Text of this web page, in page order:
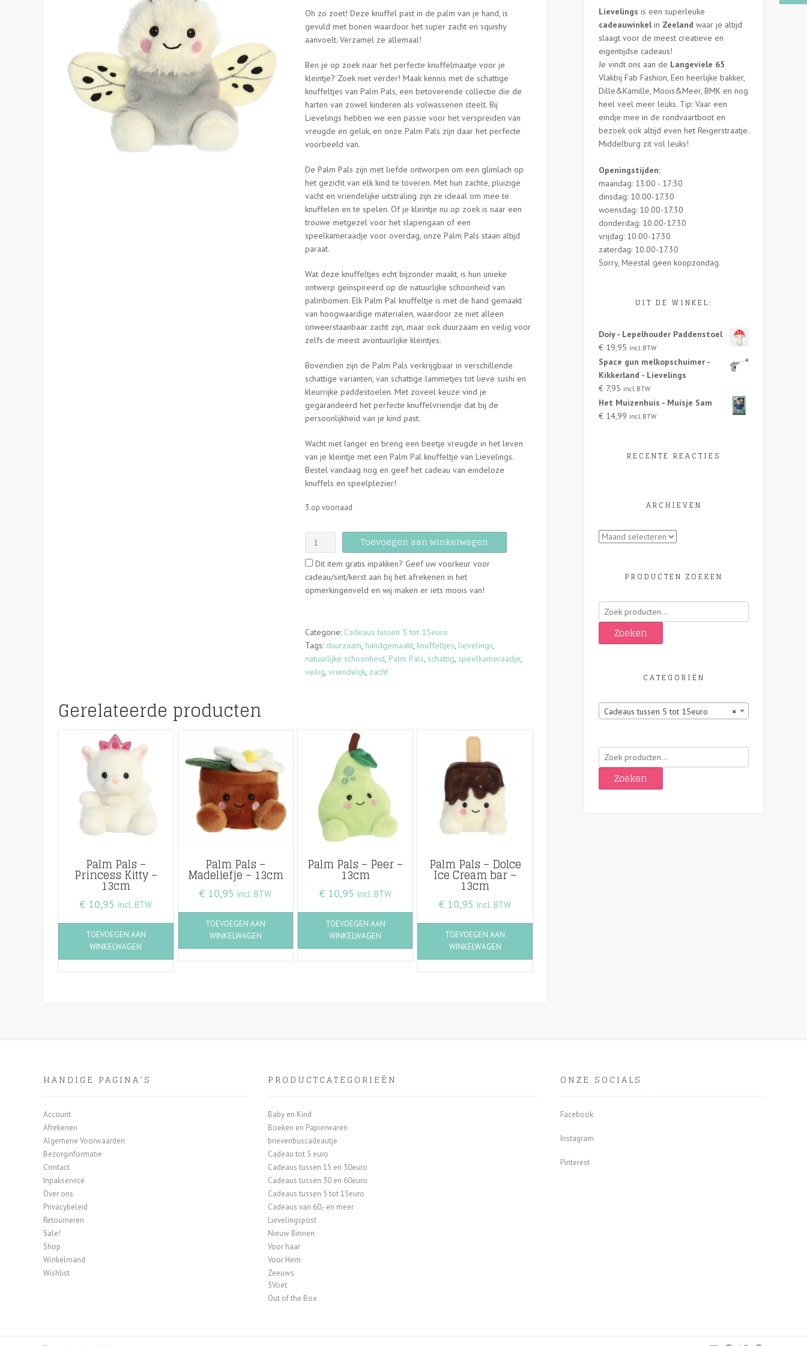
Oh zo zoet! Deze knuffel past in de palm van je hand, is
gevuld met bonen waardoor het super zacht en squishy
aanvoelt. Verzamel ze allemaal!
Ben je op zoek naar het perfecte knuffelmaatje voor je
kleintje? Zoek niet verder! Maak kennis met de schattige
knuffeltjes van Palm Pals, een betoverende collectie die de
harten van zowel kinderen als volwassenen steelt. Bij
Lievelings hebben we een passie voor het verspreiden van
vreugde en geluk, en onze Palm Pals zijn daar het perfecte
voorbeeld van.
De Palm Pals zijn met liefde ontworpen om een glimlach op
het gezicht van elk kind te toveren. Met hun zachte, pluizige
vacht en vriendelijke uitstraling zijn ze ideaal om mee te
knuffelen en te spelen. Of je kleintje nu op zoek is naar een
trouwe metgezel voor het slapengaan of een
speelkameraadje voor overdag, onze Palm Pals staan altijd
paraat.
Wat deze knuffeltjes echt bijzonder maakt, is hun unieke
ontwerp geïnspireerd op de natuurlijke schoonheid van
palmbomen. Elk Palm Pal knuffeltje is met de hand gemaakt
van hoogwaardige materialen, waardoor ze niet alleen
onweerstaanbaar zacht zijn, maar ook duurzaam en veilig voor
zelfs de meest avontuurlijke kleintjes.
Bovendien zijn de Palm Pals verkrijgbaar in verschillende
schattige varianten, van schattige lammetjes tot lieve sushi en
kleurrijke paddestoelen. Met zoveel keuze vind je
gegarandeerd het perfecte knuffelvriendje dat bij de
persoonlijkheid van je kind past.
Wacht niet langer en breng een beetje vreugde in het leven
van je kleintje met een Palm Pal knuffeltje van Lievelings.
Bestel vandaag nog en geef het cadeau van eindeloze
knuffels en speelplezier!
3 op voorraad
Palm
Pals
-
Mot
-
Toevoegen aan winkelwagen
Dit item gratis inpakken? Geef uw voorkeur voor
cadeau/sint/kerst aan bij het afrekenen in het
opmerkingenveld en wij maken er iets moois van!
Categorie: Cadeaus tussen 5 tot 15euro
Tags: duurzaam, handgemaakt, knuffeltjes, lievelings,
natuurlijke schoonheid, Palm Pals, schattig, speelkameraadje,
veilig, vriendelijk, zacht
Gerelateerde producten
Palm Pals –
Princess Kitty –
13cm
€10,95 incl. BTW
TOEVOEGEN AAN
WINKELWAGEN
Palm Pals –
Madeliefje – 13cm
€ 10,95 incl. BTW
TOEVOEGEN AAN
WINKELWAGEN
Palm Pals – Peer –
13cm
€10,95 incl. BTW
TOEVOEGEN AAN
WINKELWAGEN
Palm Pals – Dolce
Ice Cream bar –
13cm
€ 10,95 incl. BTW
TOEVOEGEN AAN
WINKELWAGEN
Lievelings is een superleuke
cadeauwinkelin Zeeland waar je altijd
slaagt voor de meest creatieve en
eigentijdse cadeaus!
Je vindt ons aan de Langeviele 65
Vlakbij Fab Fashion, Een heerlijke bakker,
Dille&Kamille, Moois&Meer, BMK en nog
heel veel meer leuks. Tip: Vaar een
eindje mee in de rondvaartboot en
bezoek ook altijd even het Reigerstraatje.
Middelburg zit vol leuks!
Openingstijden:
maandag: 13:00 - 17:30
dinsdag: 10.00-17.30
woensdag: 10.00-17.30
donderdag: 10.00-17.30
vrijdag: 10.00-17.30
zaterdag: 10.00-17.30
Sorry, Meestal geen koopzondag.
UIT DE WINKEL:
Doiy - Lepelhouder Paddenstoel
€ 19,95 incl. BTW
Space gun melkopschuimer -
Kikkerland - Lievelings
€ 7,95 incl. BTW
Het Muizenhuis - Muisje Sam
€ 14,99 incl. BTW
RECENTE REACTIES
ARCHIEVEN
Archieven
PRODUCTEN ZOEKEN
Zoeken
naar:
Zoeken
CATEGORIËN
×
Cadeaus tussen 5 tot 15euro
Zoeken
naar:
Zoeken
HANDIGE PAGINA’S
Account
Afrekenen
Algemene Voorwaarden
Bezorginformatie
Contact
Inpakservice
Over ons
Privacybeleid
Retourneren
Sale!
Shop
Winkelmand
Wishlist
PRODUCTCATEGORIEËN
Baby en Kind
Boeken en Papierwaren
brievenbuscadeautje
Cadeau tot 5 euro
Cadeaus tussen 15 en 30euro
Cadeaus tussen 30 en 60euro
Cadeaus tussen 5 tot 15euro
Cadeaus van 60,- en meer
Lievelingspost
Nieuw Binnen
Voor haar
Voor Hem
Zeeuws
5Voet
Out of the Box
ONZE SOCIALS
Facebook
Instagram
Pinterest